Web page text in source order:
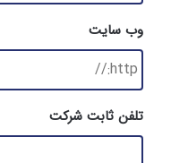
وب سایت
تلفن ثابت شرکت